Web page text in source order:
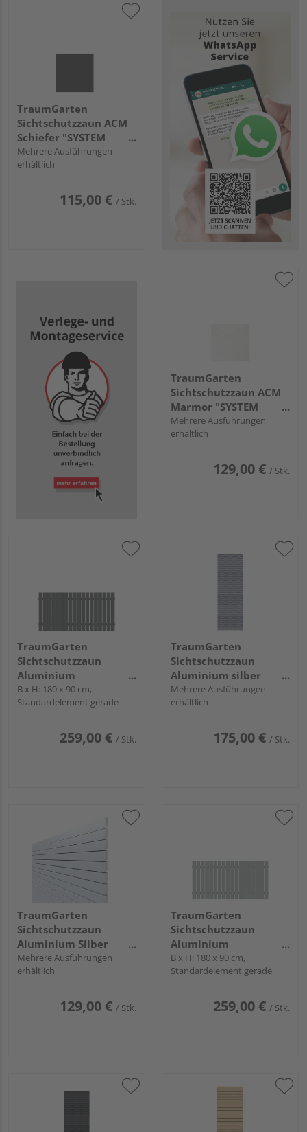
TraumGarten
Sichtschutzzaun ACM
Schiefer "SYSTEM
BOARD"
Mehrere Ausführungen
erhältlich
115,00 € / Stk.
TraumGarten
Sichtschutzzaun ACM
Marmor "SYSTEM
BOARD"
Mehrere Ausführungen
erhältlich
129,00 € / Stk.
TraumGarten
Sichtschutzzaun
Aluminium
pulverbeschichtet
anthrazit "SQUADRA"
B x H: 180 x 90 cm,
Standardelement gerade
259,00 € / Stk.
TraumGarten
Sichtschutzzaun
Aluminium silber
"Flow"
Mehrere Ausführungen
erhältlich
175,00 € / Stk.
TraumGarten
Sichtschutzzaun
Aluminium Silber
"SYSTEM RHOMBUS"
Mehrere Ausführungen
erhältlich
129,00 € / Stk.
TraumGarten
Sichtschutzzaun
Aluminium
pulverbeschichtet
silber "SQUADRA"
B x H: 180 x 90 cm,
Standardelement gerade
259,00 € / Stk.